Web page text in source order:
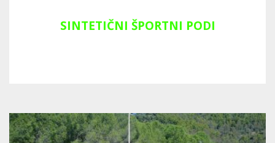
SINTETIČNI ŠPORTNI PODI